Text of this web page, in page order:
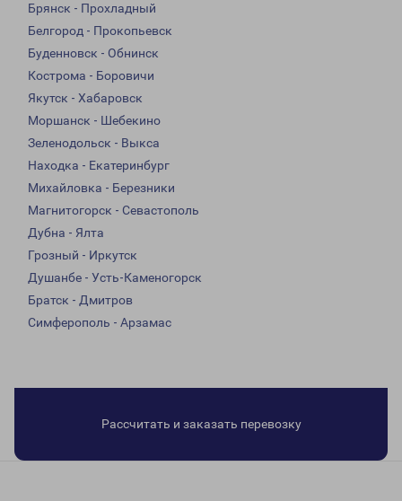
Брянск - Прохладный
Белгород - Прокопьевск
Буденновск - Обнинск
Кострома - Боровичи
Якутск - Хабаровск
Моршанск - Шебекино
Зеленодольск - Выкса
Находка - Екатеринбург
Михайловка - Березники
Магнитогорск - Севастополь
Дубна - Ялта
Грозный - Иркутск
Душанбе - Усть-Каменогорск
Братск - Дмитров
Симферополь - Арзамас
Рассчитать и заказать перевозку